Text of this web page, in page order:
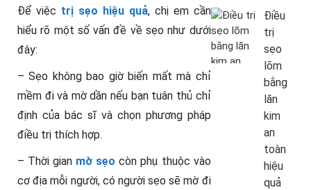
Để việc trị sẹo hiệu quả, chị em cần
hiểu rõ một số vấn đề về sẹo như dưới
đây:
– Sẹo không bao giờ biến mất mà chỉ
mềm đi và mờ dần nếu bạn tuân thủ chỉ
định của bác sĩ và chọn phương pháp
điều trị thích hợp.
– Thời gian mờ sẹo còn phụ thuộc vào
cơ địa mỗi người, có người sẹo sẽ mờ đi
Điều
trị
sẹo
lõm
bằng
lăn
kim
an
toàn
hiệu
quả